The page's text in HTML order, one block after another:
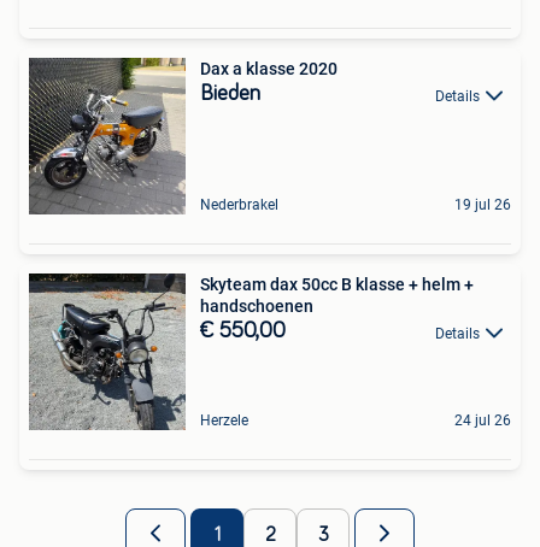
Dax a klasse 2020
Bieden Details
Nederbrakel 19 jul 26
Skyteam dax 50cc B klasse + helm +
handschoenen
€ 550,00 Details
Herzele 24 jul 26
1 2 3